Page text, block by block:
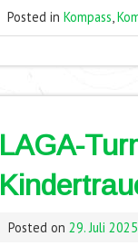
Posted in Kompass,
LAGA-
Posted on 29. Juli 2025